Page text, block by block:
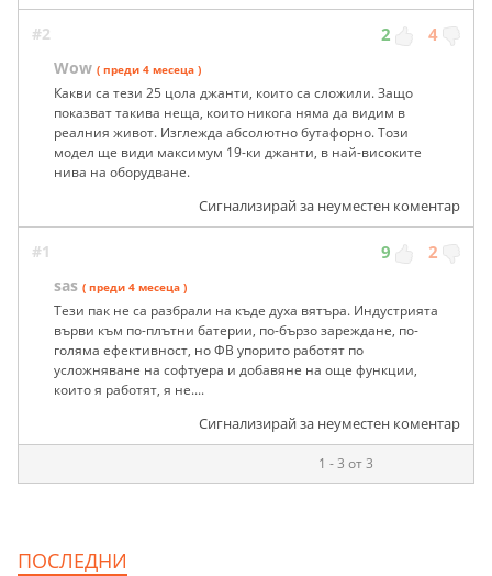
#2 2 4
Wow ( преди 4 месеца )
Какви са тези 25 цола джанти, които са сложили. Защо
показват такива неща, които никога няма да видим в
реалния живот. Изглежда абсолютно бутафорно. Този
модел ще види максимум 19-ки джанти, в най-високите
нива на оборудване.
Сигнализирай за неуместен коментар
#1 9 2
sas ( преди 4 месеца )
Тези пак не са разбрали на къде духа вятъра. Индустрията
върви към по-плътни батерии, по-бързо зареждане, по-
голяма ефективност, но ФВ упорито работят по
усложняване на софтуера и добавяне на още функции,
които я работят, я не....
Сигнализирай за неуместен коментар
1 - 3 от 3
ПОСЛЕДНИ